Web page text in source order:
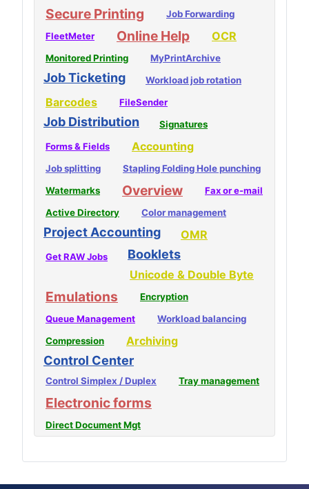
Secure Printing
Job Forwarding
FleetMeter
Online Help OCR
Monitored Printing MyPrintArchive
Job Ticketing Workload job rotation
Barcodes FileSender
Job Distribution
Signatures
Forms & Fields
Accounting
Job splitting
Stapling Folding Hole punching
Watermarks
Overview
Fax or e-mail
Active Directory
Color management
Project Accounting OMR
Get RAW Jobs Booklets
Unicode & Double Byte
Emulations
Encryption
Queue Management
Workload balancing
Compression
Archiving
Control Center
Control Simplex / Duplex Tray management
Electronic forms
Direct Document Mgt